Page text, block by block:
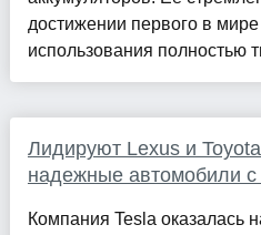
достижении первого в мире
использования полностью
Лидируют Lexus и
надежные автомобили с
Компания Tesla оказалась